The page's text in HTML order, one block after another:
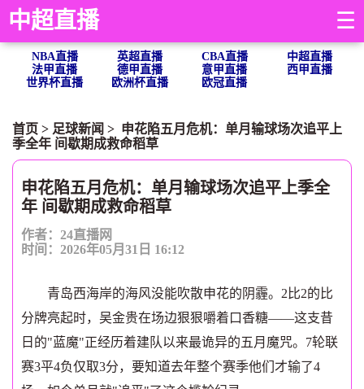
中超直播 ☰
NBA直播 英超直播 CBA直播
中超直播
法甲直播
德甲直播 意甲直播
西甲直播
世界杯直播
欧洲杯直播 欧冠直播
首页 > 足球新闻 > 申花陷五月危机：单月输球场次追平上
季全年 间歇期成救命稻草
申花陷五月危机：单月输球场次追平上季全
年 间歇期成救命稻草
作者：24直播网
时间：2026年05月31日 16:12
青岛西海岸的海风没能吹散申花的阴霾。2比2的比
分牌亮起时，吴金贵在场边狠狠嚼着口香糖——这支昔
日的"蓝魔"正经历着建队以来最诡异的五月魔咒。7轮联
赛3平4负仅取3分，要知道去年整个赛季他们才输了4